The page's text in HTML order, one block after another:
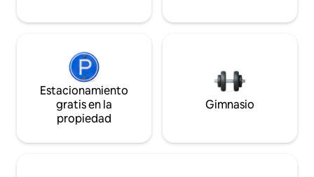
Estacionamiento
gratis en la
propiedad
Gimnasio